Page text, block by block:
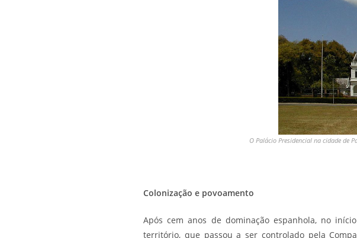
O Palácio Presidencial na cidade de
Colonização e povoamento
Após cem anos de dominação espanhola, no
território, que passou a ser controlado pela